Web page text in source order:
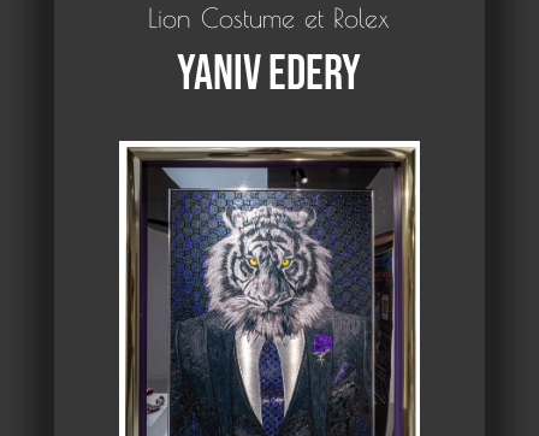
Lion Costume et Rolex
Yaniv Edery